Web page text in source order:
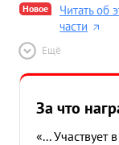
Новое
Читать об
части
Ещё
За что
«... Участвует